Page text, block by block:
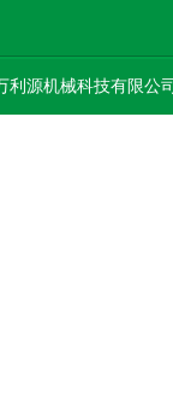
利源机械科技有限公